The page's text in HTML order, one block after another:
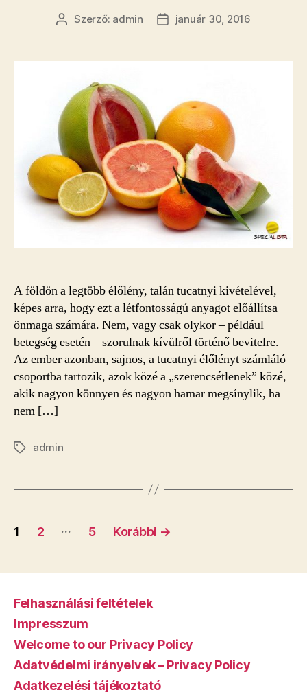
Bejegyzés
Szerző: admin
Bejegyzés
január 30, 2016
A földön a legtöbb élőlény, talán tucatnyi kivételével,
képes arra, hogy ezt a létfontosságú anyagot előállítsa
önmaga számára. Nem, vagy csak olykor – például
betegség esetén – szorulnak kívülről történő bevitelre.
Az ember azonban, sajnos, a tucatnyi élőlényt számláló
csoportba tartozik, azok közé a „szerencsétlenek” közé,
akik nagyon könnyen és nagyon hamar megsínylik, ha
nem […]
Címkékadmin
Bejegyzések
1 2 … 5 Korábbi →
Felhasználási feltételek
Impresszum
Welcome to our Privacy Policy
Adatvédelmi irányelvek – Privacy Policy
Adatkezelési tájékoztató